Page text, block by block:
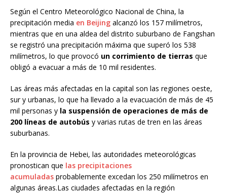
Según el Centro Meteorológico Nacional de China, la
precipitación media en Beijing alcanzó los 157 milímetros,
mientras que en una aldea del distrito suburbano de Fangshan
se registró una precipitación máxima que superó los 538
milímetros, lo que provocó un corrimiento de tierras que
obligó a evacuar a más de 10 mil residentes.
Las áreas más afectadas en la capital son las regiones oeste,
sur y urbanas, lo que ha llevado a la evacuación de más de 45
mil personas y la suspensión de operaciones de más de
200 líneas de autobús y varias rutas de tren en las áreas
suburbanas.
En la provincia de Hebei, las autoridades meteorológicas
pronostican que las precipitaciones
acumuladas probablemente excedan los 250 milímetros en
algunas áreas.Las ciudades afectadas en la región